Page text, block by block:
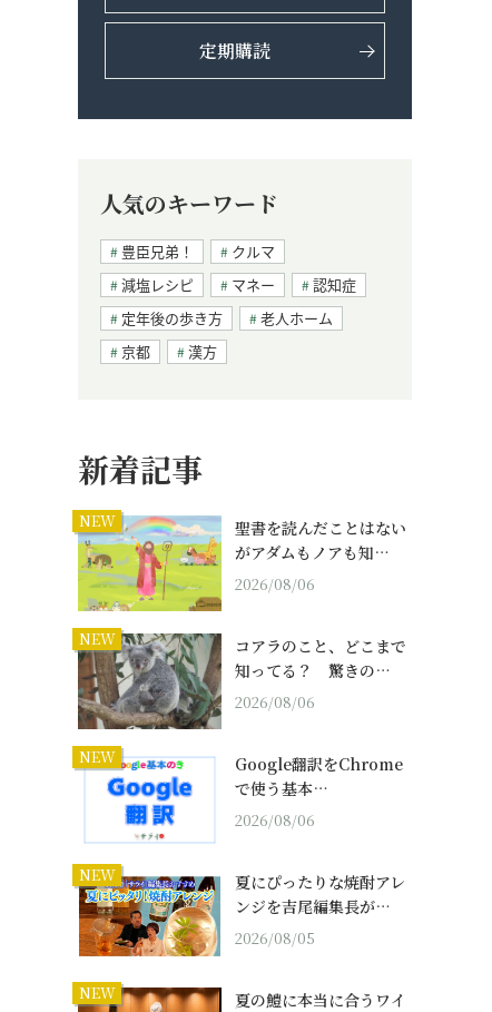
定期購読
人気のキーワード
豊臣兄弟！
クルマ
減塩レシピ
マネー
認知症
定年後の歩き方
老人ホーム
京都
漢方
新着記事
NEW
聖書を読んだことはない
がアダムもノアも知…
2026/08/06
NEW
コアラのこと、どこまで
知ってる？ 驚きの…
2026/08/06
NEW
Google翻訳をChrome
で使う基本…
2026/08/06
NEW
夏にぴったりな焼酎アレ
ンジを吉尾編集長が…
2026/08/05
NEW
夏の鱧に本当に合うワイ